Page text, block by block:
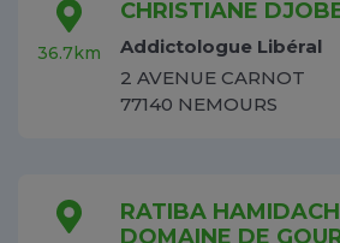
36.7km
CHRISTIANE
Addictologue Libéral
2 AVENUE CARNOT
77140 NEMOURS
RATIBA
DOMAINE DE